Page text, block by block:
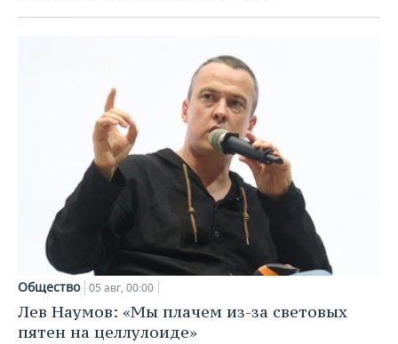
Общество 05 авг, 00:00
Лев Наумов: «Мы плачем из-за световых
пятен на целлулоиде»